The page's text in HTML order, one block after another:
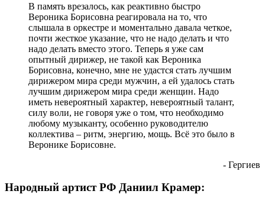
В память врезалось, как реактивно быстро
Вероника Борисовна реагировала на то, что
слышала в оркестре и моментально давала четкое,
почти жесткое указание, что не надо делать и что
надо делать вместо этого. Теперь я уже сам
опытный дирижер, не такой как Вероника
Борисовна, конечно, мне не удастся стать лучшим
дирижером мира среди мужчин, а ей удалось стать
лучшим дирижером мира среди женщин. Надо
иметь невероятный характер, невероятный талант,
силу воли, не говоря уже о том, что необходимо
любому музыканту, особенно руководителю
коллектива – ритм, энергию, мощь. Всё это было в
Веронике Борисовне.
- Гергиев
Народный артист РФ Даниил Крамер: